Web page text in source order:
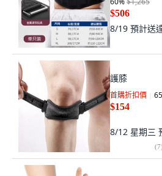
$506
8/19 預計送
護膝
首購折扣價 65
$154
8/12 星期三
(7)